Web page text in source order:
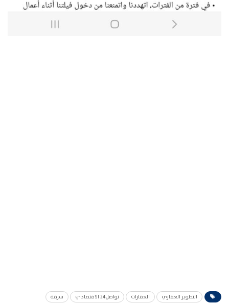
التطوير العقاري العقارات تواصل24 الاقتصادي
سرقة